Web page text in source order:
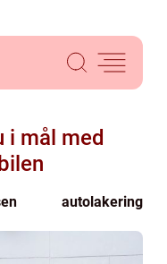
i mål med
autolakering